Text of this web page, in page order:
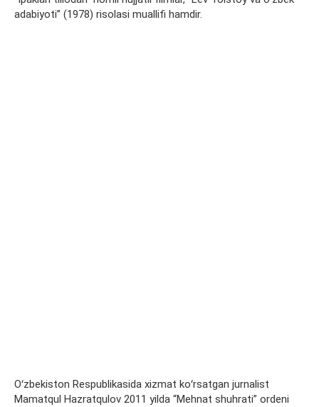
adabiyoti” (1978) risolasi muallifi hamdir.
Oʻzbekiston Respublikasida xizmat koʻrsatgan jurnalist
Mamatqul Hazratqulov 2011 yilda “Mehnat shuhrati” ordeni